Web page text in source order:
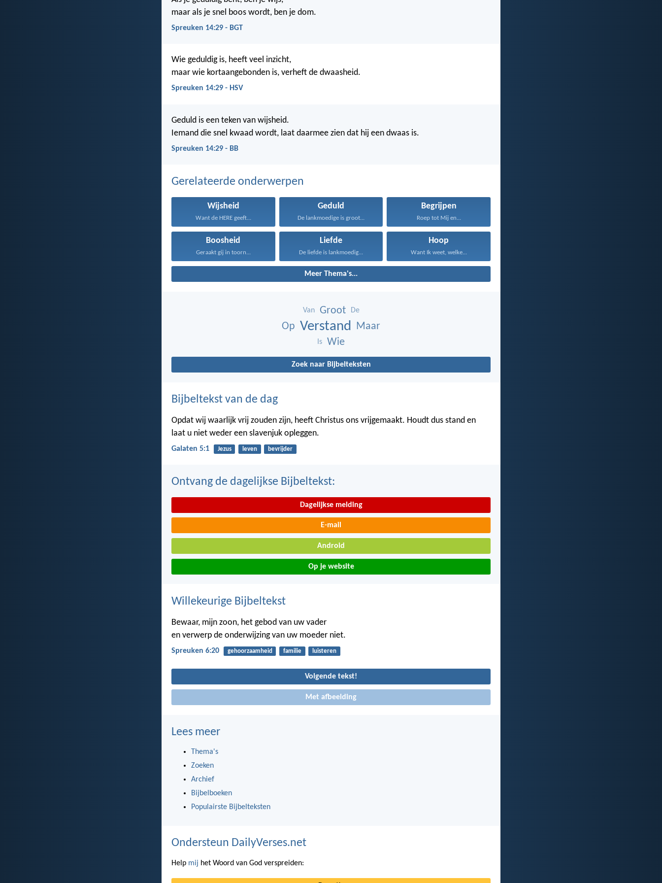
maar als je snel boos wordt, ben je dom.
Spreuken 14:29 - BGT
Wie geduldig is, heeft veel inzicht,
maar wie kortaangebonden is, verheft de dwaasheid.
Spreuken 14:29 - HSV
Geduld is een teken van wijsheid.
Iemand die snel kwaad wordt, laat daarmee zien dat hij een dwaas is.
Spreuken 14:29 - BB
Gerelateerde onderwerpen
Wijsheid
Want de HERE geeft...
Geduld
De lankmoedige is groot...
Begrijpen
Roep tot Mij en...
Boosheid
Geraakt gij in toorn...
Liefde
De liefde is lankmoedig...
Hoop
Want Ik weet, welke...
Meer Thema's...
Van Groot De
Op Verstand Maar
Is Wie
Zoek naar Bijbelteksten
Bijbeltekst van de dag
Opdat wij waarlijk vrij zouden zijn, heeft Christus ons vrijgemaakt. Houdt dus stand en
laat u niet weder een slavenjuk opleggen.
Galaten 5:1 Jezus leven bevrijder
Ontvang de dagelijkse Bijbeltekst:
Dagelijkse melding
E-mail
Android
Op je website
Willekeurige Bijbeltekst
Bewaar, mijn zoon, het gebod van uw vader
en verwerp de onderwijzing van uw moeder niet.
Spreuken 6:20 gehoorzaamheid familie luisteren
Volgende tekst!
Met afbeelding
Lees meer
Thema's
Zoeken
Archief
Bijbelboeken
Populairste Bijbelteksten
Ondersteun DailyVerses.net
Help mij het Woord van God verspreiden: